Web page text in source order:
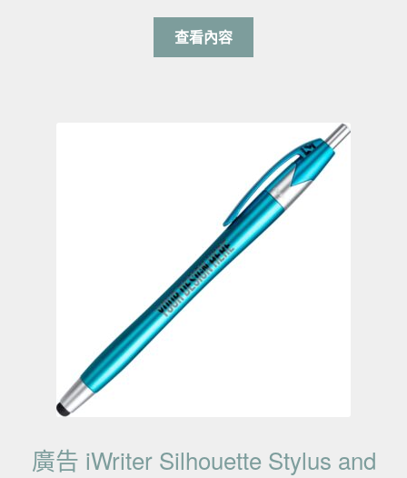
查看內容
廣告 iWriter Silhouette Stylus and